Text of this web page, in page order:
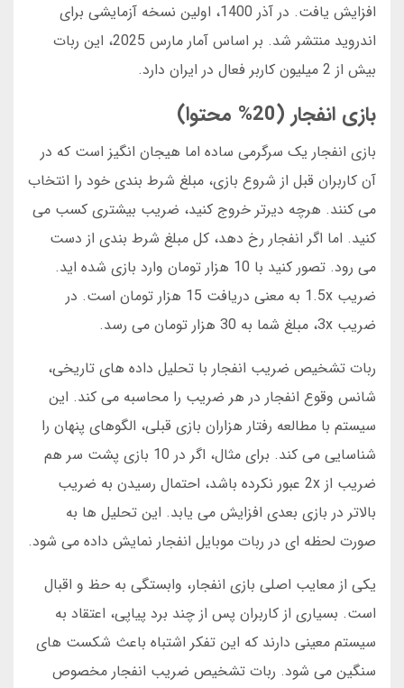
افزایش یافت. در آذر 1400، اولین نسخه آزمایشی برای
اندروید منتشر شد. بر اساس آمار مارس 2025، این ربات
بیش از 2 میلیون کاربر فعال در ایران دارد.
بازی انفجار (20% محتوا)
بازی انفجار یک سرگرمی ساده اما هیجان انگیز است که در
آن کاربران قبل از شروع بازی، مبلغ شرط بندی خود را انتخاب
می کنند. هرچه دیرتر خروج کنید، ضریب بیشتری کسب می
کنید. اما اگر انفجار رخ دهد، کل مبلغ شرط بندی از دست
می رود. تصور کنید با 10 هزار تومان وارد بازی شده اید.
ضریب 1.5x به معنی دریافت 15 هزار تومان است. در
ضریب 3x، مبلغ شما به 30 هزار تومان می رسد.
ربات تشخیص ضریب انفجار با تحلیل داده های تاریخی،
شانس وقوع انفجار در هر ضریب را محاسبه می کند. این
سیستم با مطالعه رفتار هزاران بازی قبلی، الگوهای پنهان را
شناسایی می کند. برای مثال، اگر در 10 بازی پشت سر هم
ضریب از 2x عبور نکرده باشد، احتمال رسیدن به ضریب
بالاتر در بازی بعدی افزایش می یابد. این تحلیل ها به
صورت لحظه ای در ربات موبایل انفجار نمایش داده می شود.
یکی از معایب اصلی بازی انفجار، وابستگی به حظ و اقبال
است. بسیاری از کاربران پس از چند برد پیاپی، اعتقاد به
سیستم معینی دارند که این تفکر اشتباه باعث شکست های
سنگین می شود. ربات تشخیص ضریب انفجار مخصوص